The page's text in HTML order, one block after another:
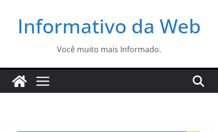
Informativo da Web
Você muito mais Informado.